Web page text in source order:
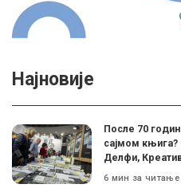
Најновије
После 70
сајмом књига?
Делфи,
6 мин за читање